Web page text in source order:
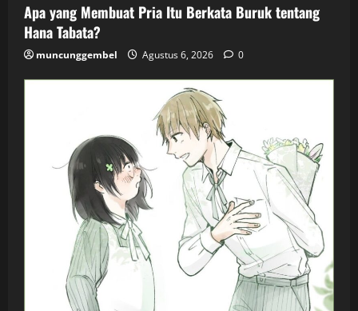
Apa yang Membuat Pria Itu Berkata Buruk tentang
Hana Tabata?
muncunggembel Agustus 6, 2026 0